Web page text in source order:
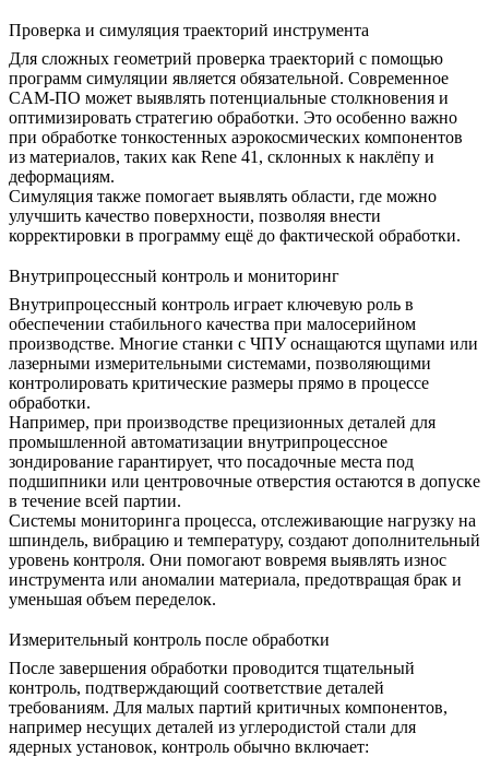
Проверка и симуляция траекторий инструмента
Для сложных геометрий проверка траекторий с помощью
программ симуляции является обязательной. Современное
CAM-ПО может выявлять потенциальные столкновения и
оптимизировать стратегию обработки. Это особенно важно
при обработке тонкостенных аэрокосмических компонентов
из материалов, таких как Rene 41 , склонных к наклёпу и
деформациям.
Симуляция также помогает выявлять области, где можно
улучшить качество поверхности, позволяя внести
корректировки в программу ещё до фактической обработки.
Внутрипроцессный контроль и мониторинг
Внутрипроцессный контроль играет ключевую роль в
обеспечении стабильного качества при малосерийном
производстве. Многие станки с ЧПУ оснащаются щупами или
лазерными измерительными системами, позволяющими
контролировать критические размеры прямо в процессе
обработки.
Например, при производстве прецизионных деталей для
промышленной автоматизации внутрипроцессное
зондирование гарантирует, что посадочные места под
подшипники или центровочные отверстия остаются в допуске
в течение всей партии.
Системы мониторинга процесса, отслеживающие нагрузку на
шпиндель, вибрацию и температуру, создают дополнительный
уровень контроля. Они помогают вовремя выявлять износ
инструмента или аномалии материала, предотвращая брак и
уменьшая объем переделок.
Измерительный контроль после обработки
После завершения обработки проводится тщательный
контроль, подтверждающий соответствие деталей
требованиям. Для малых партий критичных компонентов,
например несущих деталей из углеродистой стали для
ядерных установок, контроль обычно включает: